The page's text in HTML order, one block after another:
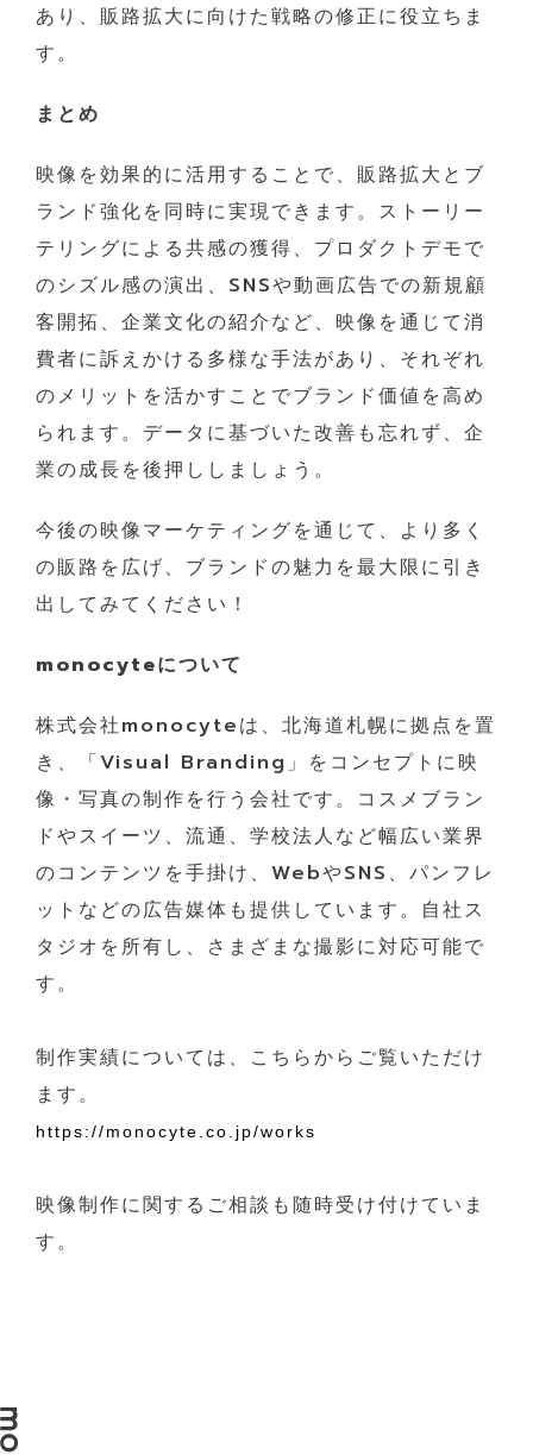
あり、販路拡大に向けた戦略の修正に役立ちま
す。
まとめ
映像を効果的に活用することで、販路拡大とブ
ランド強化を同時に実現できます。ストーリー
テリングによる共感の獲得、プロダクトデモで
のシズル感の演出、SNSや動画広告での新規顧
客開拓、企業文化の紹介など、映像を通じて消
費者に訴えかける多様な手法があり、それぞれ
のメリットを活かすことでブランド価値を高め
られます。データに基づいた改善も忘れず、企
業の成長を後押ししましょう。
今後の映像マーケティングを通じて、より多く
の販路を広げ、ブランドの魅力を最大限に引き
出してみてください！
monocyteについて
株式会社monocyteは、北海道札幌に拠点を置
き、「Visual Branding」をコンセプトに映
像・写真の制作を行う会社です。コスメブラン
ドやスイーツ、流通、学校法人など幅広い業界
のコンテンツを手掛け、WebやSNS、パンフレ
ットなどの広告媒体も提供しています。自社ス
タジオを所有し、さまざまな撮影に対応可能で
す。
制作実績については、こちらからご覧いただけ
ます。
https://monocyte.co.jp/works
映像制作に関するご相談も随時受け付けていま
す。